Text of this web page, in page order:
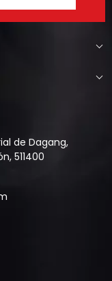
de Dagang,
511400